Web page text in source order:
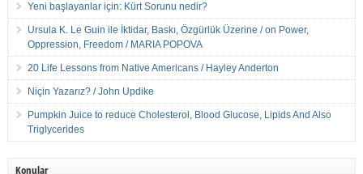
Yeni başlayanlar için: Kürt Sorunu nedir?
Ursula K. Le Guin ile İktidar, Baskı, Özgürlük Üzerine / on Power,
Oppression, Freedom / MARIA POPOVA
20 Life Lessons from Native Americans / Hayley Anderton
Niçin Yazarız? / John Updike
Pumpkin Juice to reduce Cholesterol, Blood Glucose, Lipids And Also
Triglycerides
Konular